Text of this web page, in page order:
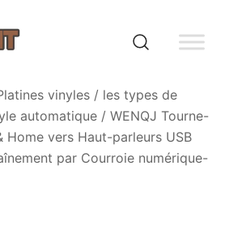
vinyles / les types de
automatique / WENQJ Tourne-
Home vers Haut-parleurs USB
par Courroie numérique-